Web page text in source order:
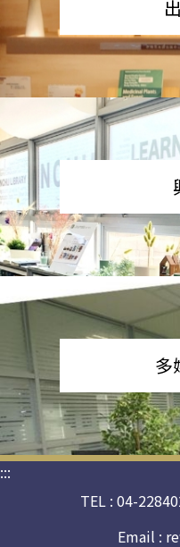
多
:::
TEL : 04-